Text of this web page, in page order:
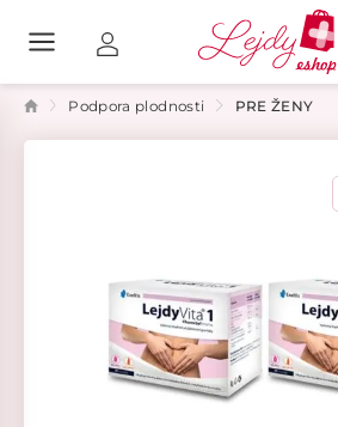
Podpora plodnosti PRE ŽENY